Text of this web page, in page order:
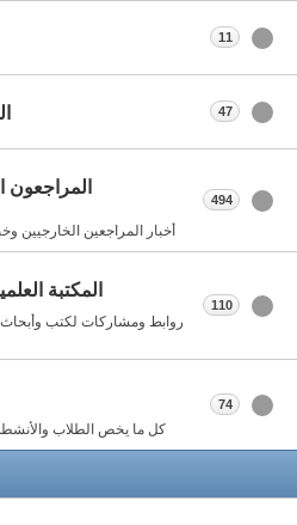
11
47
المراجعون
أخبار المراجعين الخارجيين
494
المكتبة
روابط ومشاركات لكتب وأبحاث
110
كل ما يخص الطلاب
74